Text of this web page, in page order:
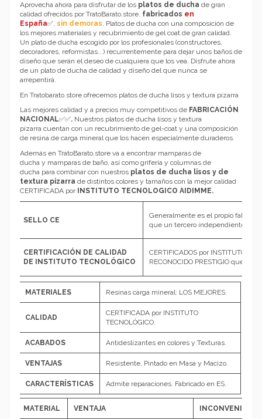
Aprovecha ahora para disfrutar de los platos de ducha de gran
calidad ofrecidos por TratoBarato.store. fabricados en
España✅, sin demoras. Platos de ducha con una composición de
los mejores materiales y recubrimiento de gel coat de gran calidad.
Un plato de ducha escogido por los profesionales (constructores,
decoradores, reformistas...) recurrentemente para dejar unos baños de
diseño que serán el deseo de cualquiera que los vea. Disfrute ahora
de un plato de ducha de calidad y diseño del que nunca se
arrepentirá.
En Tratobarato.store ofrecemos platos de ducha lisos y textura pizarra
Las mejores calidad y a precios muy competitivos de FABRICACIÓN
NACIONAL✅✅. Nuestros platos de ducha lisos y textura
pizarra cuentan con un recubrimiento de gel-coat y una composición
de resina de carga mineral que los hacen especialmente duraderos.
Además en TratoBarato.store va a encontrar mamparas de
ducha y mamparas de baño, así como grifería y columnas de
ducha para combinar con nuestros platos de ducha lisos y de
textura pizarra de distintos colores y tamaños con la mejor calidad
CERTIFICADA por INSTITUTO TECNOLOGICO AIDIMME.
SELLO CE
Generalmente es el propio
que un tercero independiente
CERTIFICACIÓN DE CALIDAD
DE INSTITUTO TECNOLÓGICO
CERTIFICADOS por INSTITUTO
RECONOCIDO PRESTIGIO que
MATERIALES Resinas carga mineral: LOS MEJORES.
CALIDAD
CERTIFICADA por INSTITUTO
TECNOLÓGICO.
ACABADOS Antideslizantes en colores y Texturas.
VENTAJAS Resistente, Pintado en Masa y Macizo.
CARACTERÍSTICAS Admite reparaciones. Fabricado en ES.
MATERIAL VENTAJA INCONVENIENTE